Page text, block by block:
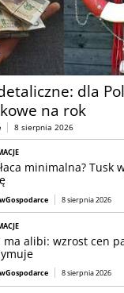
dla
na rok
8 sierpnia 2026
minimalna? Tusk
8 sierpnia 2026
ma alibi: wzrost cen
8 sierpnia 2026